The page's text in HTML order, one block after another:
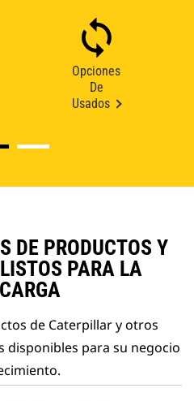
Opciones
De
Usados
DE PRODUCTOS Y
PARA LA
de Caterpillar y otros
para su negocio